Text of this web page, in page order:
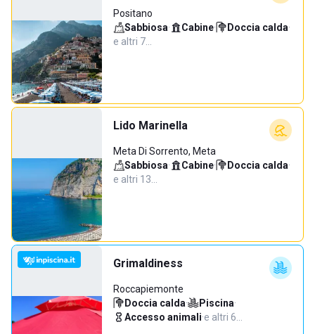
Positano
Sabbiosa· Cabine· Doccia calda·
e altri 7…
Lido Marinella
Meta Di Sorrento, Meta
Sabbiosa· Cabine· Doccia calda·
e altri 13…
Grimaldiness
Roccapiemonte
Doccia calda· Piscina·
Accesso animali·e altri 6…